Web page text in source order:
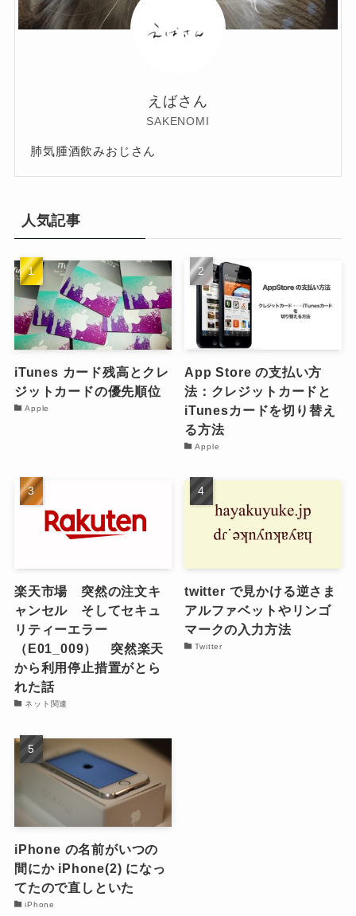
えばさん
SAKENOMI
肺気腫酒飲みおじさん
人気記事
iTunes カード残高とクレ
ジットカードの優先順位
Apple
App Store の支払い方
法：クレジットカードと
iTunesカードを切り替え
る方法
Apple
楽天市場 突然の注文キ
ャンセル そしてセキュ
リティーエラー
（E01_009） 突然楽天
から利用停止措置がとら
れた話
ネット関連
twitter で見かける逆さま
アルファベットやリンゴ
マークの入力方法
Twitter
iPhone の名前がいつの
間にか iPhone(2) になっ
てたので直しといた
iPhone